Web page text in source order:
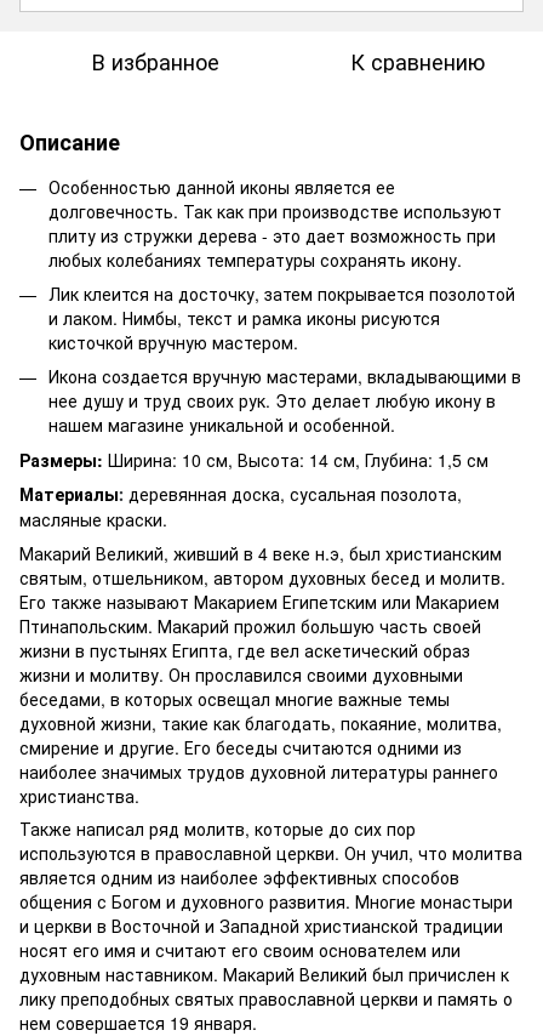
В избранное К сравнению
Описание
Особенностью данной иконы является ее
долговечность. Так как при производстве используют
плиту из стружки дерева - это дает возможность при
любых колебаниях температуры сохранять икону.
Лик клеится на досточку, затем покрывается позолотой
и лаком. Нимбы, текст и рамка иконы рисуются
кисточкой вручную мастером.
Икона создается вручную мастерами, вкладывающими в
нее душу и труд своих рук. Это делает любую икону в
нашем магазине уникальной и особенной.
Размеры: Ширина: 10 см, Высота: 14 см, Глубина: 1,5 см
Материалы: деревянная доска, сусальная позолота,
масляные краски.
Макарий Великий, живший в 4 веке н.э, был христианским
святым, отшельником, автором духовных бесед и молитв.
Его также называют Макарием Египетским или Макарием
Птинапольским. Макарий прожил большую часть своей
жизни в пустынях Египта, где вел аскетический образ
жизни и молитву. Он прославился своими духовными
беседами, в которых освещал многие важные темы
духовной жизни, такие как благодать, покаяние, молитва,
смирение и другие. Его беседы считаются одними из
наиболее значимых трудов духовной литературы раннего
христианства.
Также написал ряд молитв, которые до сих пор
используются в православной церкви. Он учил, что молитва
является одним из наиболее эффективных способов
общения с Богом и духовного развития. Многие монастыри
и церкви в Восточной и Западной христианской традиции
носят его имя и считают его своим основателем или
духовным наставником. Макарий Великий был причислен к
лику преподобных святых православной церкви и память о
нем совершается 19 января.